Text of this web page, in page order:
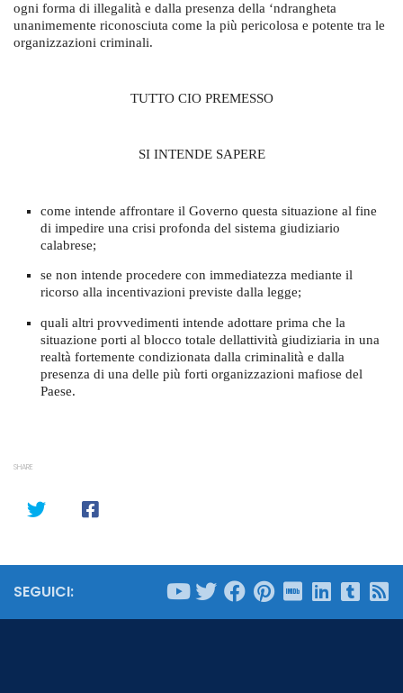
ogni forma di illegalità e dalla presenza della ‘ndrangheta
unanimemente riconosciuta come la più pericolosa e potente tra le
organizzazioni criminali.
TUTTO CIO PREMESSO
SI INTENDE SAPERE
come intende affrontare il Governo questa situazione al fine
di impedire una crisi profonda del sistema giudiziario
calabrese;
se non intende procedere con immediatezza mediante il
ricorso alla incentivazioni previste dalla legge;
quali altri provvedimenti intende adottare prima che la
situazione porti al blocco totale dellattività giudiziaria in una
realtà fortemente condizionata dalla criminalità e dalla
presenza di una delle più forti organizzazioni mafiose del
Paese.
SHARE
SEGUICI: